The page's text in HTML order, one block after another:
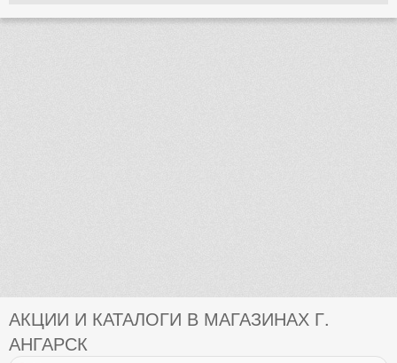
АКЦИИ И КАТАЛОГИ В МАГАЗИНАХ Г.
АНГАРСК